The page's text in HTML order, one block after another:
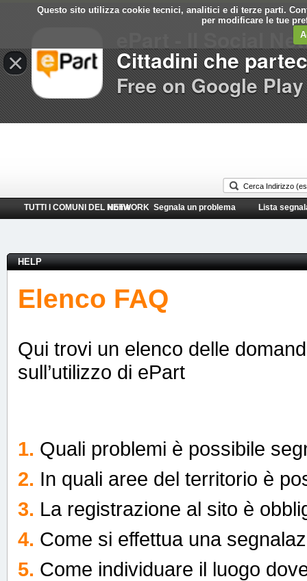
Questo sito utilizza cookie tecnici, analitici e di terze parti.
per modificare le tue
TUTTI I COMUNI DEL NETWORK
Home Segnala un problema Lista
HELP
Elenco FAQ
Qui trovi un elenco delle
sull’utilizzo di ePart
1. Quali problemi è possibile
2. In quali aree del territorio è
3. La registrazione al sito è
4. Come si effettua una
5. Come individuare il luogo
×
ePart - Il Social
Cittadini che
Free on Google Play